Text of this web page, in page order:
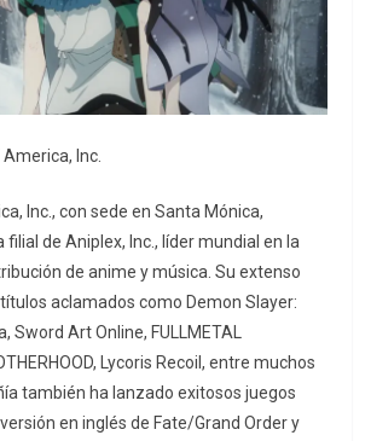
Inc.
Inc., con sede en Santa Mónica,
filial de Aniplex, Inc., líder mundial en la
de anime y música. Su extenso
aclamados como Demon Slayer:
Sword Art Online, FULLMETAL
Lycoris Recoil, entre muchos
también ha lanzado exitosos juegos
en inglés de Fate/Grand Order y